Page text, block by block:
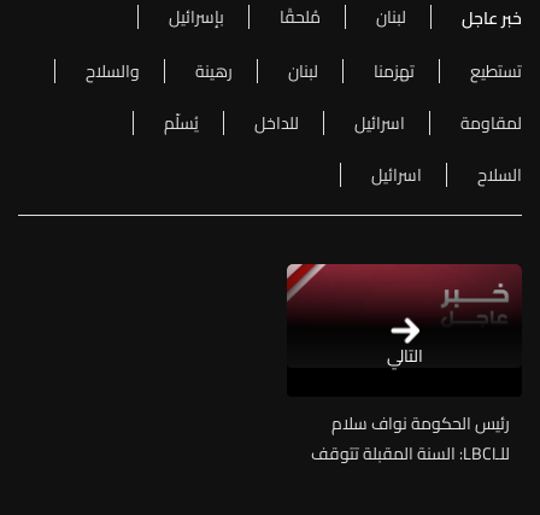
خبر عاجل لبنان مُلحقًا
بإسرائيل
تستطيع
تهزمنا لبنان رهينة
والسلاح
لمقاومة
اسرائيل للداخل
يُسلّم
السلاح
اسرائيل
التالي
رئيس الحكومة نواف سلام
للـLBCI: السنة المقبلة تتوقف